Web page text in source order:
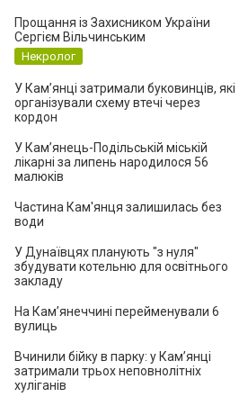
Прощання із Захисником України
Сергієм Вільчинським
Некролог
У Кам’янці затримали буковинців, які
організували схему втечі через
кордон
У Кам’янець-Подільській міській
лікарні за липень народилося 56
малюків
Частина Кам'янця залишилась без
води
У Дунаївцях планують "з нуля"
збудувати котельню для освітнього
закладу
На Камʼянеччині перейменували 6
вулиць
Вчинили бійку в парку: у Кам’янці
затримали трьох неповнолітніх
хуліганів